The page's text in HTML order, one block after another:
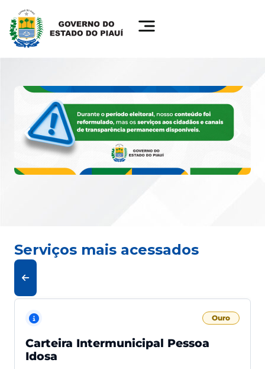
Serviços mais acessados
Ouro
Carteira Intermunicipal Pessoa
Idosa